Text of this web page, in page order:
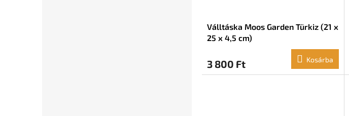
Válltáska Moos Garden Türkiz (21 x
25 x 4,5 cm)
3 800 Ft Kosárba